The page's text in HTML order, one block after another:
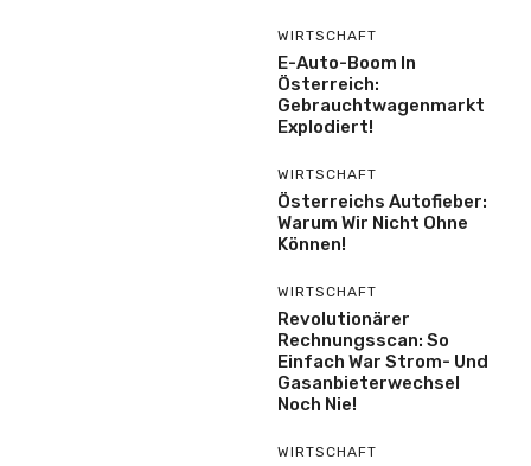
WIRTSCHAFT
E-Auto-Boom In
Österreich:
Gebrauchtwagenmarkt
Explodiert!
WIRTSCHAFT
Österreichs Autofieber:
Warum Wir Nicht Ohne
Können!
WIRTSCHAFT
Revolutionärer
Rechnungsscan: So
Einfach War Strom- Und
Gasanbieterwechsel
Noch Nie!
WIRTSCHAFT